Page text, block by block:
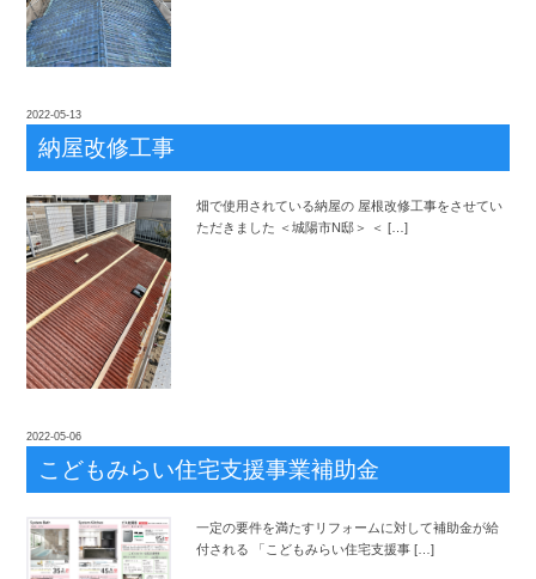
2022-05-13
納屋改修工事
畑で使用されている納屋の 屋根改修工事をさせてい
ただきました ＜城陽市N邸＞ ＜ […]
2022-05-06
こどもみらい住宅支援事業補助金
一定の要件を満たすリフォームに対して補助金が給
付される 「こどもみらい住宅支援事 […]